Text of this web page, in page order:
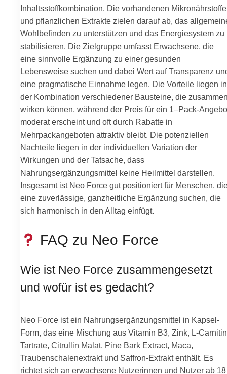
Inhaltsstoffkombination. Die vorhandenen Mikronährstoffe
und pflanzlichen Extrakte zielen darauf ab, das
Wohlbefinden zu unterstützen und das Energiesystem zu
stabilisieren. Die Zielgruppe umfasst Erwachsene, die
eine sinnvolle Ergänzung zu einer gesunden
Lebensweise suchen und dabei Wert auf Transparenz
eine pragmatische Einnahme legen. Die Vorteile liegen in
der Kombination verschiedener Bausteine, die
wirken können, während der Preis für ein 1–Pack-
moderat erscheint und oft durch Rabatte in
Mehrpackangeboten attraktiv bleibt. Die potenziellen
Nachteile liegen in der individuellen Variation der
Wirkungen und der Tatsache, dass
Nahrungsergänzungsmittel keine Heilmittel darstellen.
Insgesamt ist Neo Force gut positioniert für Menschen,
eine zuverlässige, ganzheitliche Ergänzung suchen, die
sich harmonisch in den Alltag einfügt.
FAQ zu Neo Force
Wie ist Neo Force zusammengesetzt
und wofür ist es gedacht?
Neo Force ist ein Nahrungsergänzungsmittel in Kapsel-
Form, das eine Mischung aus Vitamin B3, Zink, L-Carnitin
Tartrate, Citrullin Malat, Pine Bark Extract, Maca,
Traubenschalenextrakt und Saffron-Extrakt enthält. Es
richtet sich an erwachsene Nutzerinnen und Nutzer ab 18